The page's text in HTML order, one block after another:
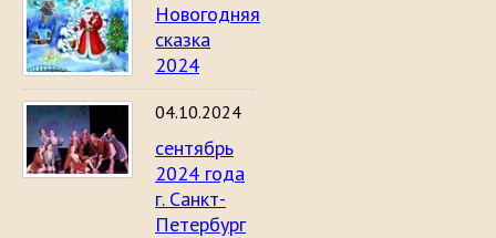
Новогодняя
сказка
2024
04.10.2024
сентябрь
2024 года
г. Санкт-
Петербург